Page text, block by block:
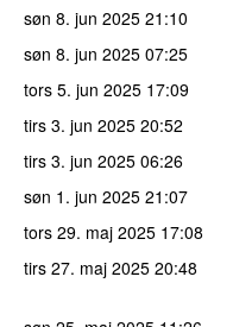
søn 8. jun 2025 21:10
søn 8. jun 2025 07:25
tors 5. jun 2025 17:09
tirs 3. jun 2025 20:52
tirs 3. jun 2025 06:26
søn 1. jun 2025 21:07
tors 29. maj 2025 17:08
tirs 27. maj 2025 20:48